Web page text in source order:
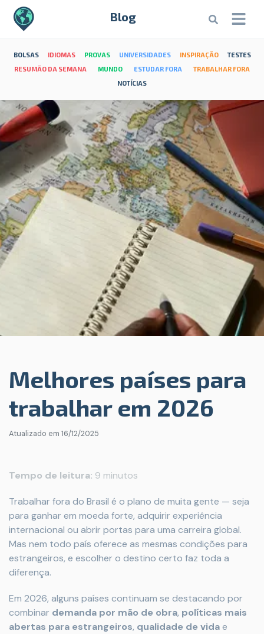
Blog
BOLSAS IDIOMAS PROVAS UNIVERSIDADES INSPIRAÇÃO
TESTES
RESUMÃO DA SEMANA
MUNDO ESTUDAR FORA
TRABALHAR FORA
NOTÍCIAS
Melhores países para
trabalhar em 2026
Atualizado em 16/12/2025
Tempo de leitura: 9 minutos
Trabalhar fora do Brasil é o plano de muita gente — seja
para ganhar em moeda forte, adquirir experiência
internacional ou abrir portas para uma carreira global.
Mas nem todo país oferece as mesmas condições para
estrangeiros, e escolher o destino certo faz toda a
diferença.
Em 2026, alguns países continuam se destacando por
combinar demanda por mão de obra, políticas mais
abertas para estrangeiros, qualidade de vidae